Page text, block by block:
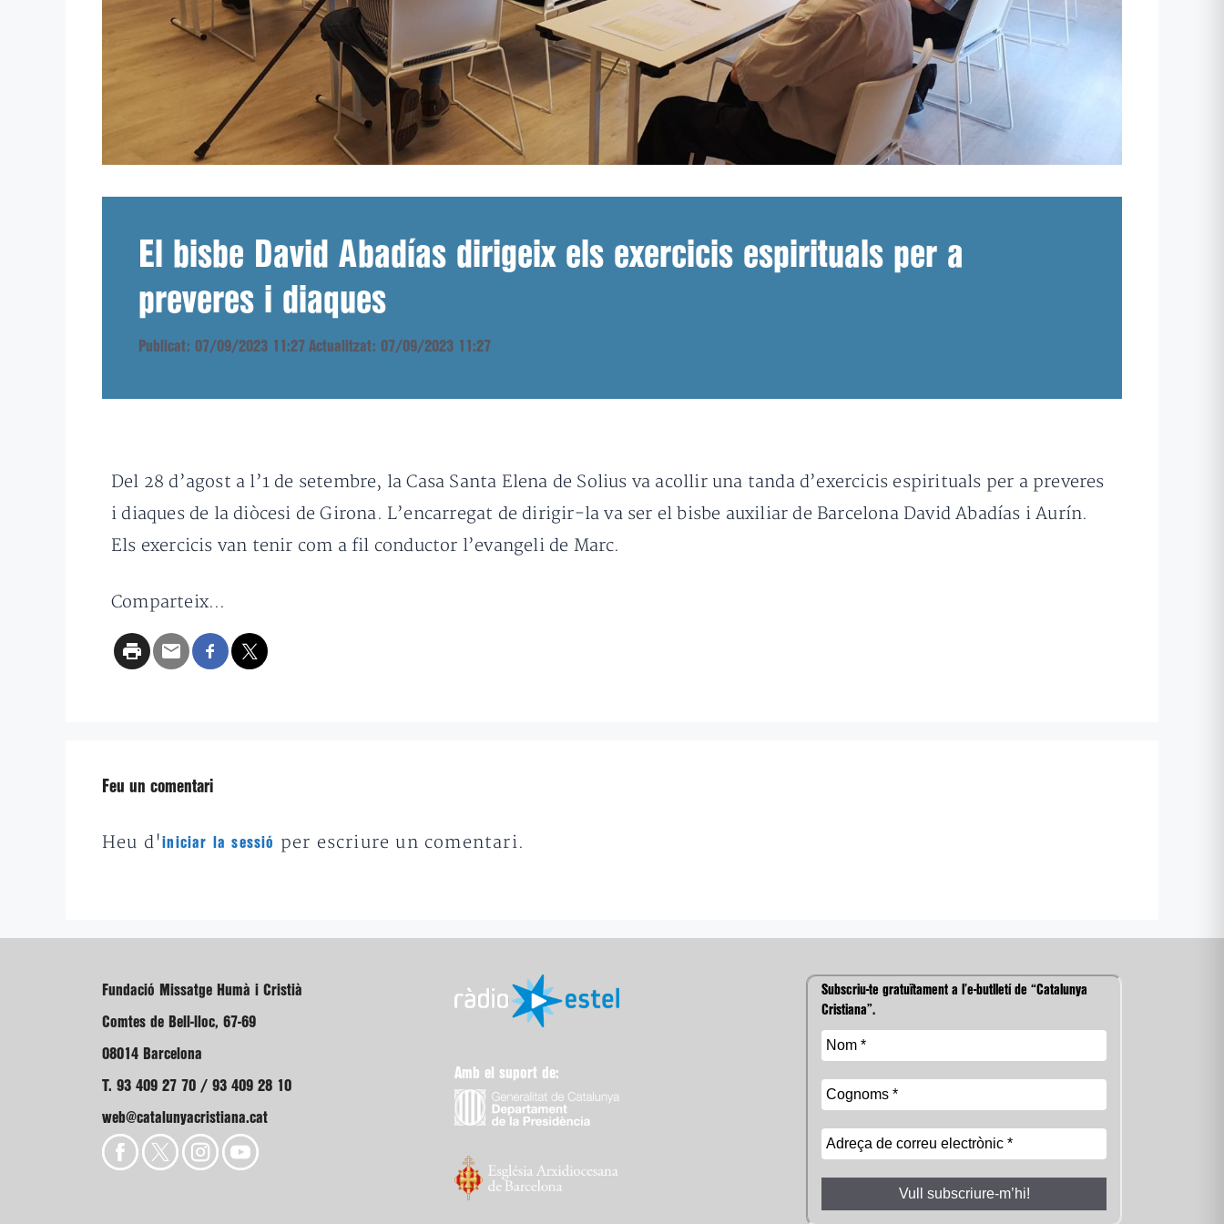
El bisbe David Abadías dirigeix els exercicis espirituals per a
preveres i diaques
Publicat: 07/09/2023 11:27 Actualitzat: 07/09/2023 11:27
Del 28 d’agost a l’1 de setembre, la Casa Santa Elena de Solius va acollir una tanda d’exercicis espirituals per a preveres
i diaques de la diòcesi de Girona. L’encarregat de dirigir-la va ser el bisbe auxiliar de Barcelona David Abadías i Aurín.
Els exercicis van tenir com a fil conductor l’evangeli de Marc.
Comparteix...
Feu un comentari
Heu d'iniciar la sessió per escriure un comentari.
Fundació Missatge Humà i Cristià
Comtes de Bell-lloc, 67-69
08014 Barcelona
T. 93 409 27 70 / 93 409 28 10
web@catalunyacristiana.cat
Amb el suport de:
Subscriu-te gratuïtament a l’e-butlletí de “Catalunya
Cristiana”.